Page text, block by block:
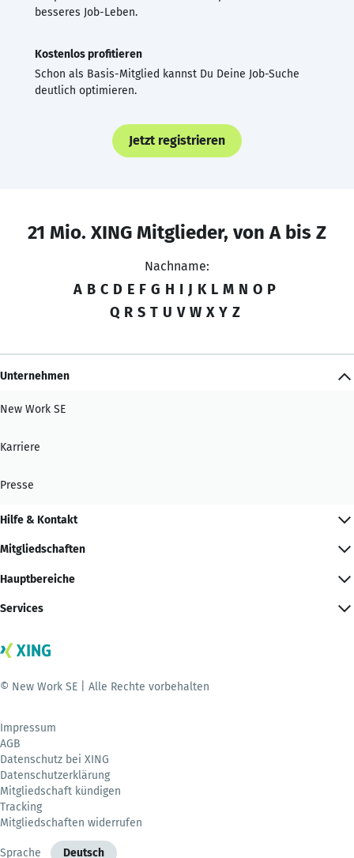
besseres Job-Leben.
Kostenlos profitieren
Schon als Basis-Mitglied kannst Du Deine Job-Suche
deutlich optimieren.
Jetzt registrieren
21 Mio. XING Mitglieder, von A bis Z
Nachname:
A B C D E F G H I J K L M N O P
Q R S T U V W X Y Z
Unternehmen
New Work SE
Karriere
Presse
Hilfe & Kontakt
Mitgliedschaften
Hauptbereiche
Services
© New Work SE | Alle Rechte vorbehalten
Impressum
AGB
Datenschutz bei XING
Datenschutzerklärung
Mitgliedschaft kündigen
Tracking
Mitgliedschaften widerrufen
Sprache Deutsch